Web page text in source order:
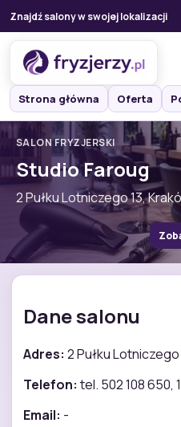
Znajdź salony w swojej lokalizacji
Strona główna Oferta
SALON FRYZJERSKI
Studio Faroug
2 Pułku Lotniczego 13,
Dane salonu
Adres: 2 Pułku
Telefon: tel. 502 108 650,
Email: -